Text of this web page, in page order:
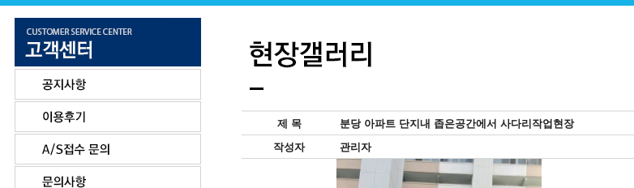
제 목
분당 아파트 단지내 좁은공간에서 사다리작업현장
작성자
관리자